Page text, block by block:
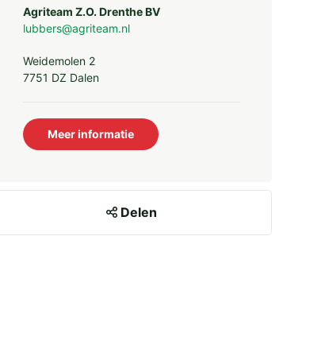
Agriteam Z.O. Drenthe BV
lubbers@agriteam.nl
Weidemolen 2
7751 DZ Dalen
Meer informatie
Delen